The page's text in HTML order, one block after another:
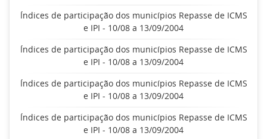
Índices de participação dos municípios Repasse de ICMS
e IPI - 10/08 a 13/09/2004
Índices de participação dos municípios Repasse de ICMS
e IPI - 10/08 a 13/09/2004
Índices de participação dos municípios Repasse de ICMS
e IPI - 10/08 a 13/09/2004
Índices de participação dos municípios Repasse de ICMS
e IPI - 10/08 a 13/09/2004